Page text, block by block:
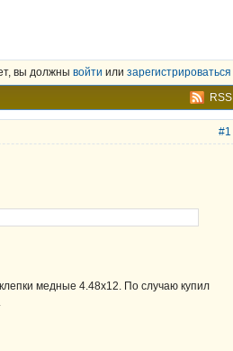
вы должны войти или зарегистрироваться
RSS
#1
медные 4.48х12. По случаю купил